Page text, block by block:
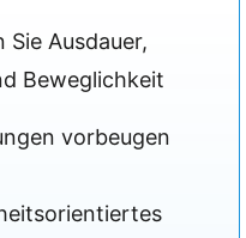
Sie Ausdauer,
Beweglichkeit
vorbeugen